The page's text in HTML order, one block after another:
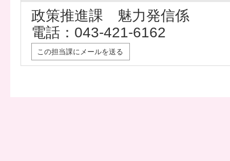
政策推進課 魅力発信係
電話：043-421-6162
この担当課にメールを送る